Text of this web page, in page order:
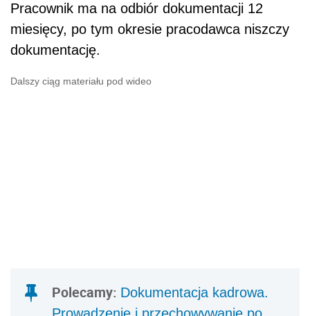
Pracownik ma na odbiór dokumentacji 12
miesięcy, po tym okresie pracodawca niszczy
dokumentację.
Dalszy ciąg materiału pod wideo
Polecamy: Dokumentacja kadrowa.